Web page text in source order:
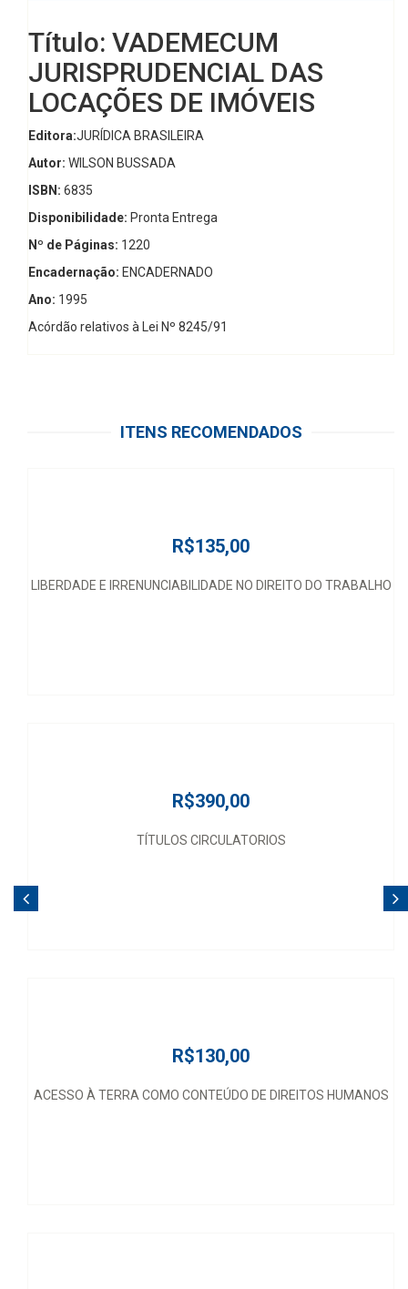
Título: VADEMECUM
JURISPRUDENCIAL DAS
LOCAÇÕES DE IMÓVEIS
Editora:JURÍDICA BRASILEIRA
Autor: WILSON BUSSADA
ISBN: 6835
Disponibilidade: Pronta Entrega
Nº de Páginas: 1220
Encadernação: ENCADERNADO
Ano: 1995
Acórdão relativos à Lei Nº 8245/91
ITENS RECOMENDADOS
R$135,00
LIBERDADE E IRRENUNCIABILIDADE NO DIREITO DO TRABALHO
R$390,00
TÍTULOS CIRCULATORIOS
R$130,00
ACESSO À TERRA COMO CONTEÚDO DE DIREITOS HUMANOS